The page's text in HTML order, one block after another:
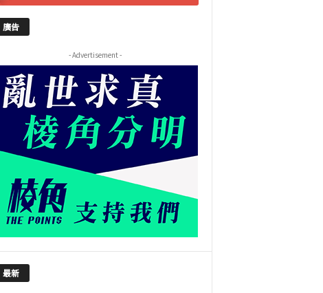
廣告
- Advertisement -
最新